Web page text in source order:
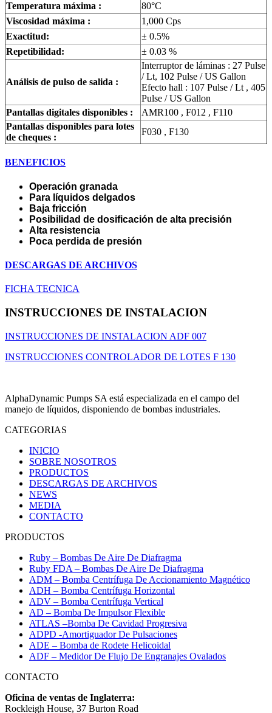
Temperatura máxima :
80°C
Viscosidad máxima :
1,000 Cps
Exactitud:
± 0.5%
Repetibilidad:
± 0.03 %
Análisis de pulso de salida :
Interruptor de láminas : 27 Pulse
/ Lt, 102 Pulse / US Gallon
Efecto hall : 107 Pulse / Lt , 405
Pulse / US Gallon
Pantallas digitales disponibles :
AMR100 , F012 , F110
Pantallas disponibles para lotes
de cheques :
F030 , F130
BENEFICIOS
Operación granada
Para líquidos delgados
Baja fricción
Posibilidad de dosificación de alta precisión
Alta resistencia
Poca perdida de presión
DESCARGAS DE ARCHIVOS
FICHA TECNICA
INSTRUCCIONES DE INSTALACION
INSTRUCCIONES DE INSTALACION ADF 007
INSTRUCCIONES CONTROLADOR DE LOTES F 130
AlphaDynamic Pumps SA está especializada en el campo del
manejo de líquidos, disponiendo de bombas industriales.
CATEGORIAS
INICIO
SOBRE NOSOTROS
PRODUCTOS
DESCARGAS DE ARCHIVOS
NEWS
MEDIA
CONTACTO
PRODUCTOS
Ruby – Bombas De Aire De Diafragma
Ruby FDA – Bombas De Aire De Diafragma
ADM – Bomba Centrífuga De Accionamiento Magnético
ADH – Bomba Centrífuga Horizontal
ADV – Bomba Centrífuga Vertical
AD – Bomba De Impulsor Flexible
ATLAS –Bomba De Cavidad Progresiva
ADPD -Amortiguador De Pulsaciones
ADE – Bomba de Rodete Helicoidal
ADF – Medidor De Flujo De Engranajes Ovalados
CONTACTO
Oficina de ventas de Inglaterra:
Rockleigh House, 37 Burton Road